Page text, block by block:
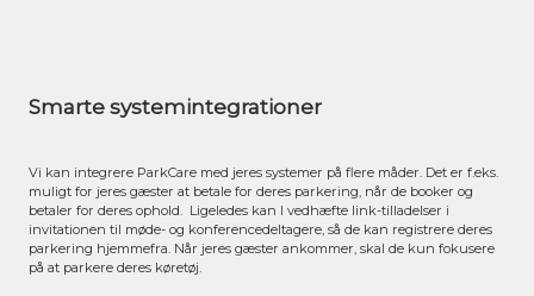
Smarte systemintegrationer
Vi kan integrere ParkCare med jeres systemer på flere måder. Det er f.eks.
muligt for jeres gæster at betale for deres parkering, når de booker og
betaler for deres ophold. Ligeledes kan I vedhæfte link-tilladelser i
invitationen til møde- og konferencedeltagere, så de kan registrere deres
parkering hjemmefra. Når jeres gæster ankommer, skal de kun fokusere
på at parkere deres køretøj.